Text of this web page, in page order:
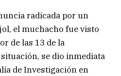
radicada por un
el muchacho fue visto
de las 13 de la
se dio inmediata
de Investigación en